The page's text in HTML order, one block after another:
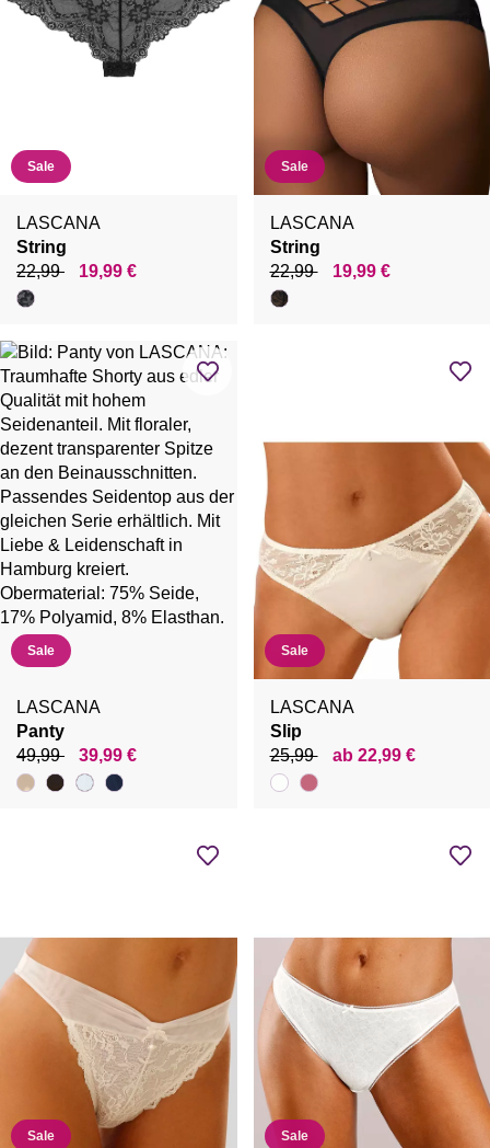
Sale
LASCANA
String
22,99
19,99 €
Sale
LASCANA
String
22,99
19,99 €
Sale
LASCANA
Panty
49,99
39,99 €
Sale
LASCANA
Slip
25,99
ab 22,99 €
Sale Sale